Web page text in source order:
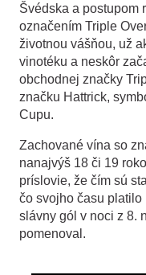
Švédska a postupom
označením Triple
životnou vášňou, už
vinotéku a neskôr
obchodnej značky
značku Hattrick,
Cupu.
Zachované vína so
nanajvýš 18 či 19
príslovie, že čím sú
čo svojho času
slávny gól v noci z 8.
pomenoval.